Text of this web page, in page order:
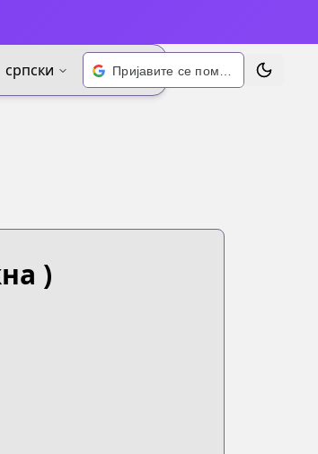
српски Промени
)